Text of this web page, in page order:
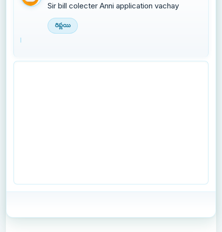
Sir bill colecter Anni application vachay
రిప్లయి